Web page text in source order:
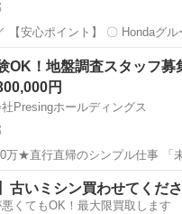
【安心ポイント】 〇 Hondaグル
時退社可 〇 未経験でも月収32
会社負担で取得可 〇 30代・40
他
OK！地盤調査スタッフ募
円
Presingホールディングス
直帰のシンプル仕事 「未経験から月
フは 20〜30代中心＆ほぼ未経験スタ
古いミシン買わせてくだ
くてもOK！最大限買取します